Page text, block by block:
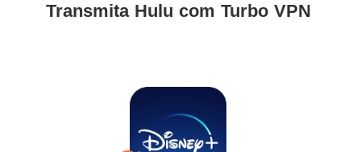
Transmita Hulu com Turbo VPN